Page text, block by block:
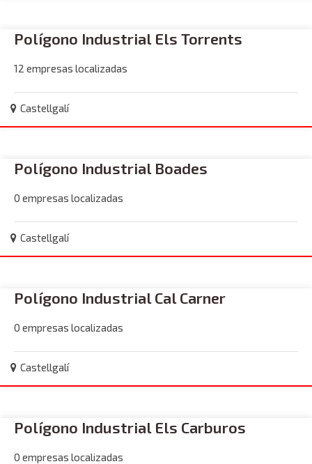
Polígono Industrial Els Torrents
12 empresas localizadas
Castellgalí
Polígono Industrial Boades
0 empresas localizadas
Castellgalí
Polígono Industrial Cal Carner
0 empresas localizadas
Castellgalí
Polígono Industrial Els Carburos
0 empresas localizadas